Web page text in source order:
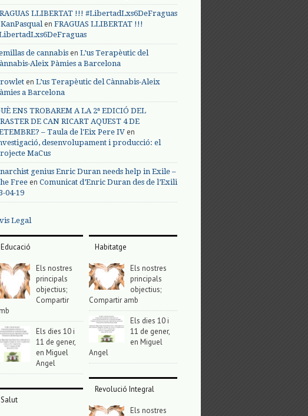
LLIBERTAT !!! #LibertadLxs6DeFraguas
en FRAGUAS LLIBERTAT !!!
de cannabis en L’us Terapèutic del
Aleix Pàmies a Barcelona
en L’us Terapèutic del Cànnabis-Aleix
a Barcelona
ENS TROBAREM A LA 2ª EDICIÓ DEL
DE CAN RICART AQUEST 4 DE
– Taula de l'Eix Pere IV en
desenvolupament i producció: el
MaCus
genius Enric Duran needs help in Exile –
Free en Comunicat d’Enric Duran des de l’Exili
04-19
Legal
Educació
Els nostres
principals
objectius;
Compartir
Els dies 10 i
11 de gener,
en Miguel
Angel
Salut
Habitatge
Els nostres
principals
objectius;
Compartir amb
Els dies 10 i
11 de gener,
en Miguel
Angel
Revolució Integral
Els nostres